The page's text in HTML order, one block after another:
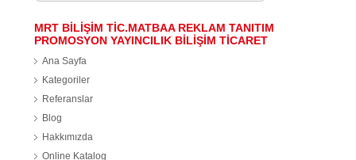
MRT BİLİŞİM TİC.MATBAA REKLAM TANITIM
PROMOSYON YAYINCILIK BİLİŞİM TİCARET
Ana Sayfa
Kategoriler
Referanslar
Blog
Hakkımızda
Online Katalog